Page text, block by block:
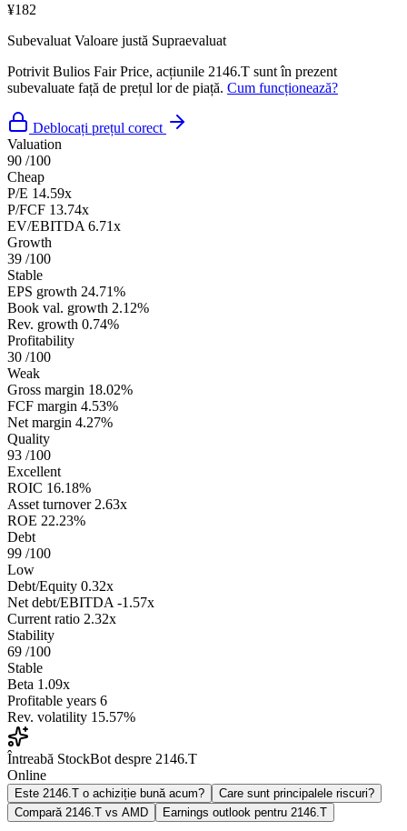
¥182
Subevaluat Valoare justă Supraevaluat
Potrivit Bulios Fair Price, acțiunile 2146.T sunt în prezent
subevaluate față de prețul lor de piață. Cum funcționează?
Deblocați prețul corect
Valuation
90 /100
Cheap
P/E 14.59x
P/FCF 13.74x
EV/EBITDA 6.71x
Growth
39 /100
Stable
EPS growth 24.71%
Book val. growth 2.12%
Rev. growth 0.74%
Profitability
30 /100
Weak
Gross margin 18.02%
FCF margin 4.53%
Net margin 4.27%
Quality
93 /100
Excellent
ROIC 16.18%
Asset turnover 2.63x
ROE 22.23%
Debt
99 /100
Low
Debt/Equity 0.32x
Net debt/EBITDA -1.57x
Current ratio 2.32x
Stability
69 /100
Stable
Beta 1.09x
Profitable years 6
Rev. volatility 15.57%
Întreabă StockBot despre 2146.T
Online
Este 2146.T o achiziție bună acum?
Care sunt principalele riscuri?
Compară 2146.T vs AMD
Earnings outlook pentru 2146.T